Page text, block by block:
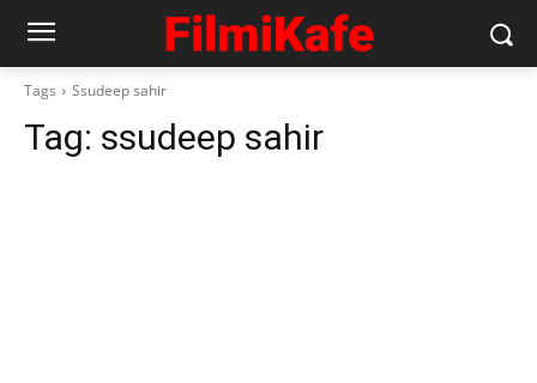
Tags Ssudeep sahir
Tag: ssudeep sahir